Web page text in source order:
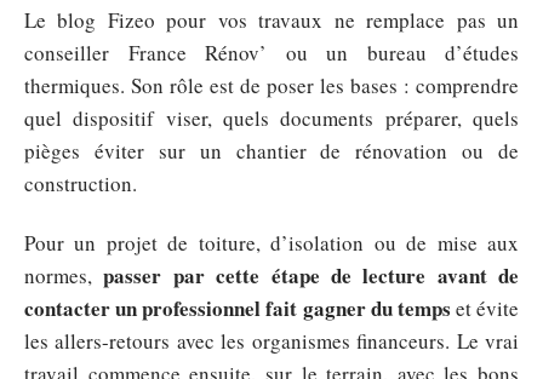
Le blog Fizeo pour vos travaux ne remplace pas un
conseiller France Rénov’ ou un bureau d’études
thermiques. Son rôle est de poser les bases : comprendre
quel dispositif viser, quels documents préparer, quels
pièges éviter sur un chantier de rénovation ou de
construction.
Pour un projet de toiture, d’isolation ou de mise aux
normes,passer par cette étape de lecture avant de
contacter un professionnel fait gagner du temps et évite
les allers-retours avec les organismes financeurs. Le vrai